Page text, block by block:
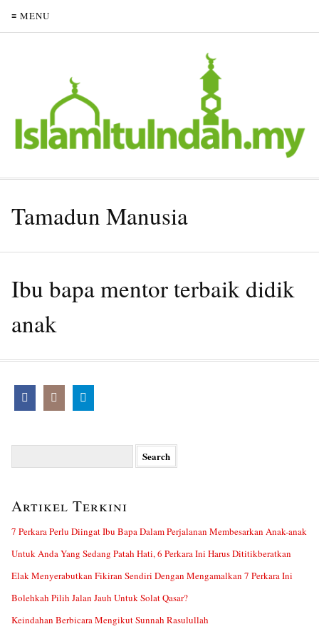
≡ MENU
Tamadun Manusia
Ibu bapa mentor terbaik didik
anak
Artikel Terkini
7 Perkara Perlu Diingat Ibu Bapa Dalam Perjalanan Membesarkan Anak-anak
Untuk Anda Yang Sedang Patah Hati, 6 Perkara Ini Harus Dititikberatkan
Elak Menyerabutkan Fikiran Sendiri Dengan Mengamalkan 7 Perkara Ini
Bolehkah Pilih Jalan Jauh Untuk Solat Qasar?
Keindahan Berbicara Mengikut Sunnah Rasulullah